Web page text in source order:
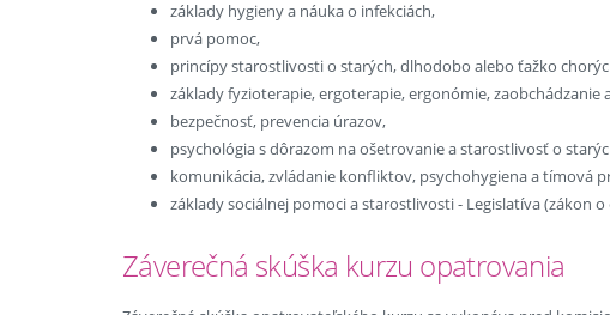
základy hygieny a náuka o infekciách,
prvá pomoc,
princípy starostlivosti o starých, dlhodobo alebo ťažko
základy fyzioterapie, ergoterapie, ergonómie, zaobchádzanie
bezpečnosť, prevencia úrazov,
psychológia s dôrazom na ošetrovanie a starostlivosť o
komunikácia, zvládanie konfliktov, psychohygiena a tímová
základy sociálnej pomoci a starostlivosti - Legislatíva (zákon
Záverečná skúška kurzu opatrovania